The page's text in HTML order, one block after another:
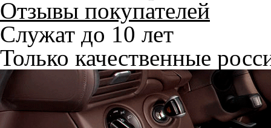
Отзывы покупателей
Служат до 10 лет
Только качественные